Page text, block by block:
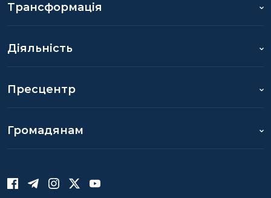
Трансформація
Діяльність
Пресцентр
Громадянам